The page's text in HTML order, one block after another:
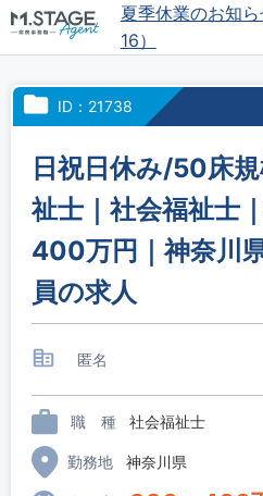
夏季休業のお知
16）
ID：21738
日祝日休み/50床
祉士｜社会福祉士
400万円｜神奈川
員の求人
匿名
職 種 社会福祉士
勤務地 神奈川県